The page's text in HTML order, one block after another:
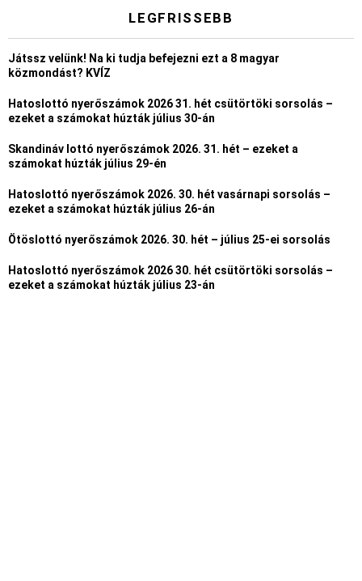
LEGFRISSEBB
Játssz velünk! Na ki tudja befejezni ezt a 8 magyar
közmondást? KVÍZ
Hatoslottó nyerőszámok 2026 31. hét csütörtöki sorsolás –
ezeket a számokat húzták július 30-án
Skandináv lottó nyerőszámok 2026. 31. hét – ezeket a
számokat húzták július 29-én
Hatoslottó nyerőszámok 2026. 30. hét vasárnapi sorsolás –
ezeket a számokat húzták július 26-án
Ötöslottó nyerőszámok 2026. 30. hét – július 25-ei sorsolás
Hatoslottó nyerőszámok 2026 30. hét csütörtöki sorsolás –
ezeket a számokat húzták július 23-án